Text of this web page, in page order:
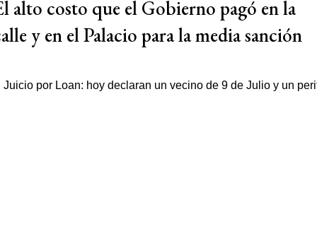
alto costo que el Gobierno pagó en la
y en el Palacio para la media sanción